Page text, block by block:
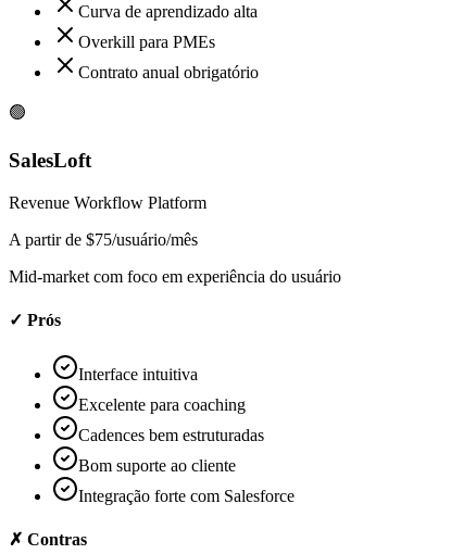
Curva de aprendizado alta
Overkill para PMEs
Contrato anual obrigatório
🟢
SalesLoft
Revenue Workflow Platform
A partir de $75/usuário/mês
Mid-market com foco em experiência do usuário
✓ Prós
Interface intuitiva
Excelente para coaching
Cadences bem estruturadas
Bom suporte ao cliente
Integração forte com Salesforce
✗ Contras